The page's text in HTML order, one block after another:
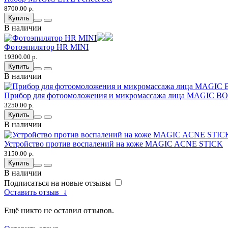
8700.00 р.
Купить
В наличии
Фотоэпилятор HR MINI
19300.00 р.
Купить
В наличии
Прибор для фотоомоложения и микромассажа лица MAGIC
3250.00 р.
Купить
В наличии
Устройство против воспалений на коже MAGIC ACNE STICK
3150.00 р.
Купить
В наличии
Подписаться на новые отзывы
Оставить отзыв
↓
Ещё никто не оставил отзывов.